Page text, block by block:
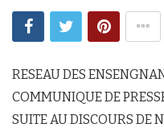
RESEAU DES
COMMUNIQUE DE
SUITE AU DISCOURS DE